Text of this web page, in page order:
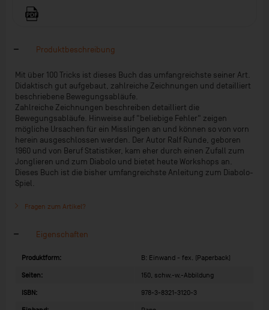
Produktbeschreibung
Mit über 100 Tricks ist dieses Buch das umfangreichste seiner Art.
Didaktisch gut aufgebaut, zahlreiche Zeichnungen und detailliert
beschriebene Bewegungsabläufe.
Zahlreiche Zeichnungen beschreiben detailliert die
Bewegungsabläufe. Hinweise auf "beliebige Fehler" zeigen
mögliche Ursachen für ein Misslingen an und können so von vorn
herein ausgeschlossen werden. Der Autor Ralf Runde, geboren
1960 und von Beruf Statistiker, kam eher durch einen Zufall zum
Jonglieren und zum Diabolo und bietet heute Workshops an.
Dieses Buch ist die bisher umfangreichste Anleitung zum Diabolo-
Spiel.
Fragen zum Artikel?
Eigenschaften
Produktform: B: Einwand - fex. (Paperback)
Seiten: 150, schw.-w.-Abbildung
ISBN: 978-3-8321-3120-3